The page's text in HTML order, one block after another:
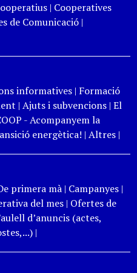
| Cooperatives
de Comunicació|
informatives| Formació
| Ajuts i subvencions| El
- Acompanyem la
energètica! | Altres|
primera mà| Campanyes|
del mes| Ofertes de
d’anuncis (actes,
|